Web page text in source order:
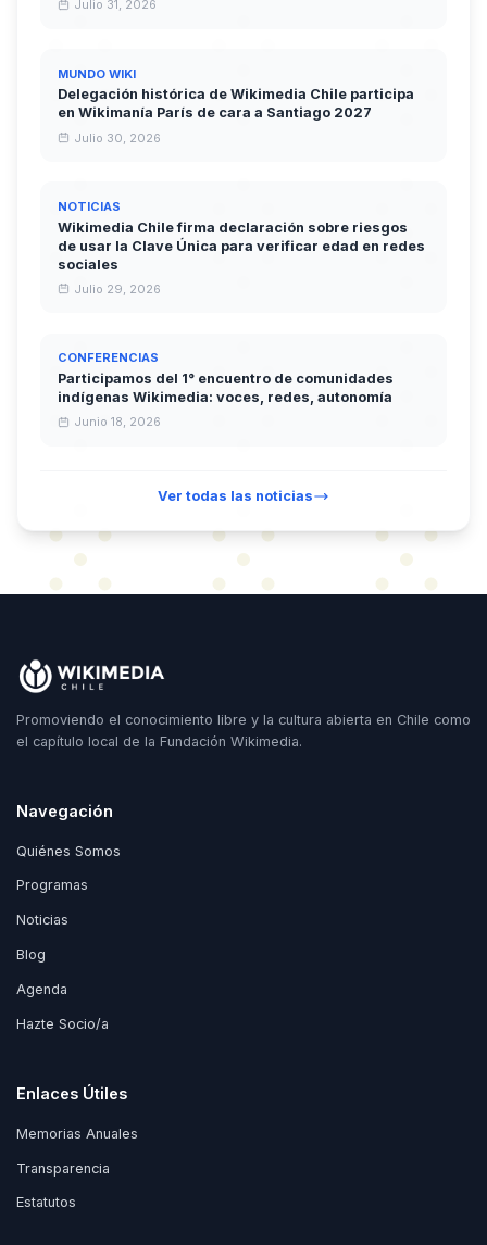
Julio 31, 2026
MUNDO WIKI
Delegación histórica de Wikimedia Chile participa
en Wikimanía París de cara a Santiago 2027
Julio 30, 2026
NOTICIAS
Wikimedia Chile firma declaración sobre riesgos
de usar la Clave Única para verificar edad en redes
sociales
Julio 29, 2026
CONFERENCIAS
Participamos del 1° encuentro de comunidades
indígenas Wikimedia: voces, redes, autonomía
Junio 18, 2026
Ver todas las noticias
Promoviendo el conocimiento libre y la cultura abierta en Chile como
el capítulo local de la Fundación Wikimedia.
Navegación
Quiénes Somos
Programas
Noticias
Blog
Agenda
Hazte Socio/a
Enlaces Útiles
Memorias Anuales
Transparencia
Estatutos